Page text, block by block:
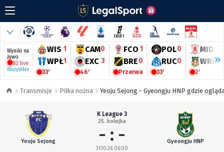
Wyniki na
żywo
82 live
Wszystkie
WIS 1
WPŁ1
33'
CAM0
EXC 3
46'
FCO 1
BRE0
Przerwa
POL0
RUC0
33'
MID
WRE0
2'
Transmisje Piłka nożna Yeoju Sejong - Gyeongju HNP gdzie
Yeoju Sejong
K League 3
25. kolejka
- : -
31.10.26 06:00
Gyeongju HNP